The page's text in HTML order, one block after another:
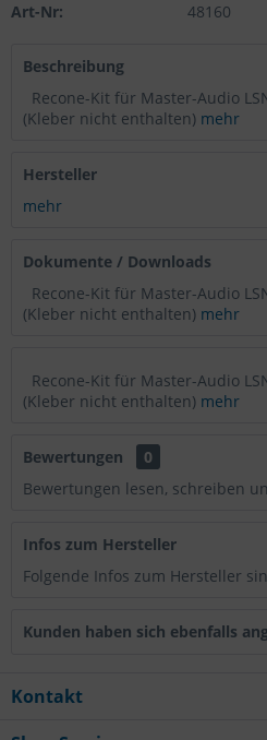
Art-Nr: 48160
Beschreibung
Recone-Kit für Master-Audio
(Kleber nicht enthalten) mehr
Hersteller
mehr
Dokumente / Downloads
Recone-Kit für Master-Audio
(Kleber nicht enthalten) mehr
Recone-Kit für Master-Audio
(Kleber nicht enthalten) mehr
Bewertungen
0
Bewertungen lesen, schreiben
Infos zum Hersteller
Folgende Infos zum Hersteller
Kunden haben sich ebenfalls
Kontakt